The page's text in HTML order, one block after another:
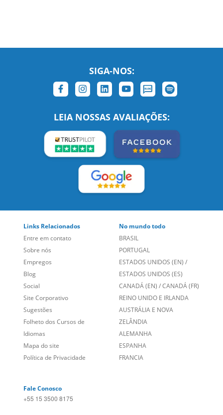
SIGA-NOS:
LEIA NOSSAS AVALIAÇÕES:
Sobre nós
Empregos
Blog
Social
Site Corporativo
Sugestões
Folheto dos Cursos de
Idiomas
Mapa do site
Política de Privacidade
PORTUGAL
ESTADOS UNIDOS (EN)
ESTADOS UNIDOS (ES)
CANADÁ (EN)/CANADÁ (FR)
REINO UNIDO E IRLANDA
AUSTRÁLIA E NOVA
ZELÂNDIA
ALEMANHA
ESPANHA
FRANCIA
Alameda Vicente Pinzon, 173 - 4º andar, Vila Olímpia - São